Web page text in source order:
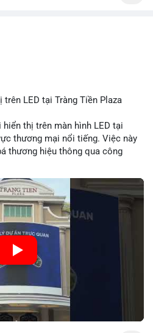
trên LED tại Tràng Tiền Plaza
thị trên màn hình LED tại
thương mại nổi tiếng. Việc này
thương hiệu thông qua công
nhận diện thương hiệu
hợp công nghệ LED với việc đặt
trọng.